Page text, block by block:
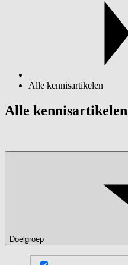
Alle kennisartikelen
Alle kennisartikelen
Doelgroep